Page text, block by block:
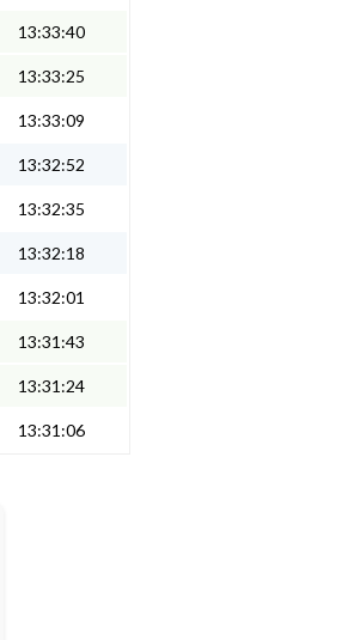
13:33:40
13:33:25
13:33:09
13:32:52
13:32:35
13:32:18
13:32:01
13:31:43
13:31:24
13:31:06